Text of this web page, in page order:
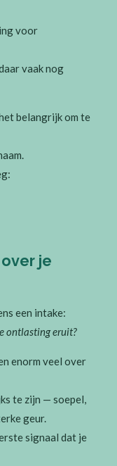
voor
vaak nog
belangrijk om te
je
een intake:
ontlasting eruit?
enorm veel over
te zijn — soepel,
geur.
signaal dat je